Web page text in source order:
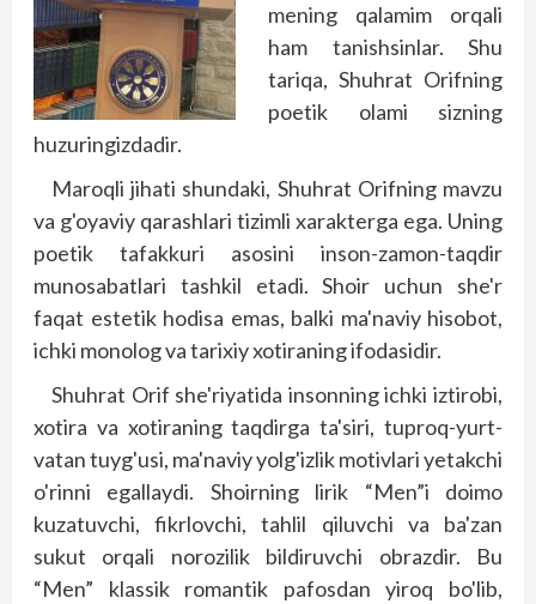
mening qalamim orqali
ham tanishsinlar. Shu
tariqa, Shuhrat Orifning
poetik olami sizning
huzuringizdadir.
Maroqli jihati shundaki, Shuhrat Orifning mavzu
va g'oyaviy qarashlari tizimli xarakterga ega. Uning
poetik tafakkuri asosini inson-zamon-taqdir
munosabatlari tashkil etadi. Shoir uchun she'r
faqat estetik hodisa emas, balki ma'naviy hisobot,
ichki monolog va tarixiy xotiraning ifodasidir.
Shuhrat Orif she'riyatida insonning ichki iztirobi,
xotira va xotiraning taqdirga ta'siri, tuproq-yurt-
vatan tuyg'usi, ma'naviy yolg'izlik motivlari yetakchi
o'rinni egallaydi. Shoirning lirik “Men”i doimo
kuzatuvchi, fikrlovchi, tahlil qiluvchi va ba'zan
sukut orqali norozilik bildiruvchi obrazdir. Bu
“Men” klassik romantik pafosdan yiroq bo'lib,